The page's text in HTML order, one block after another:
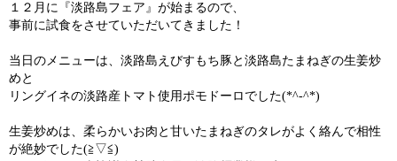
１２月に『淡路島フェア』が始まるので、
事前に試食をさせていただいてきました！
当日のメニューは、淡路島えびすもち豚と淡路島たまねぎの生姜炒
めと
リングイネの淡路産トマト使用ポモドーロでした(*^-^*)
生姜炒めは、柔らかいお肉と甘いたまねぎのタレがよく絡んで相性
が絶妙でした(≧▽≦)